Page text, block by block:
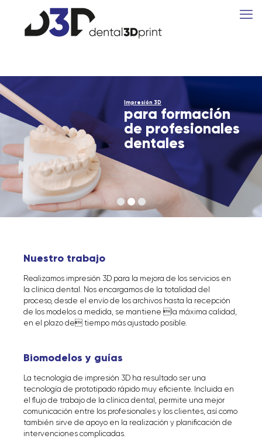
Nuestro trabajo
Realizamos impresión 3D para la mejora de los servicios en
la clínica dental. Nos encargamos de la totalidad del
proceso, desde el envío de los archivos hasta la recepción
de los modelos a medida, se mantiene la máxima calidad,
en el plazo de tiempo más ajustado posible.
Biomodelos y guías
La tecnología de impresión 3D ha resultado ser una
tecnología de prototipado rápido muy eficiente. Incluida en
el flujo de trabajo de la clínica dental, permite una mejor
comunicación entre los profesionales y los clientes, así como
también sirve de apoyo en la realización y planificación de
intervenciones complicadas.